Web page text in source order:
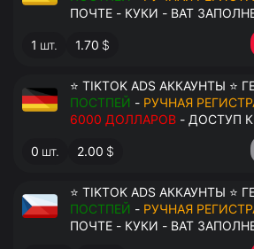
ПОЧТЕ - КУКИ - ВАТ
1 шт. 1.70 $
⭐ TIKTOK ADS АККАУНТЫ ⭐
ПОСТПЕЙ - РУЧНАЯ
6000 ДОЛЛАРОВ - ДОСТУП
ЗАПОЛНЕН - ПЕРЕДАЧА В
0 шт. 2.00 $
⭐ TIKTOK ADS АККАУНТЫ ⭐
ПОСТПЕЙ - РУЧНАЯ
ПОЧТЕ - КУКИ - ВАТ